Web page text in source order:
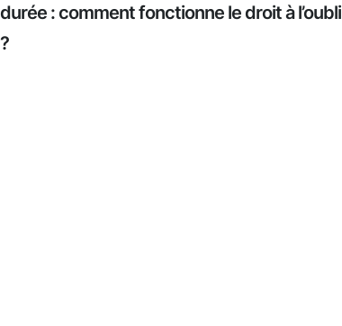
durée : comment fonctionne le droit à l’oubli
?